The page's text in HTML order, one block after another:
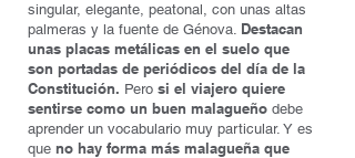
singular, elegante, peatonal, con unas altas
palmeras y la fuente de Génova. Destacan
unas placas metálicas en el suelo que
son portadas de periódicos del día de la
Constitución. Pero si el viajero quiere
sentirse como un buen malagueño debe
aprender un vocabulario muy particular. Y es
que no hay forma más malagueña que